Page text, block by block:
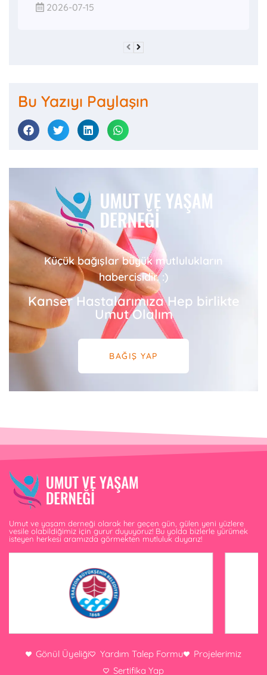
2026-07-15
Bu Yazıyı Paylaşın
Küçük bağışlar büyük mutlulukların
habercisidir. :)
Kanser Hastalarımıza Hep birlikte
Umut Olalım
BAĞIŞ YAP
Umut ve yaşam derneği olarak her geçen gün, gülen yeni yüzlere
vesile olabildiğimiz için gurur duyuyoruz! Bu yolda bizlerle yürümek
isteyen herkesi aramızda görmekten mutluluk duyarız!
Gönül Üyeliği Yardım Talep Formu
Projelerimiz
Sertifika Yap